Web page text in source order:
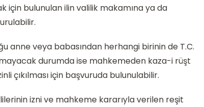
bulunulan ilin valilik makamına ya da
anne veya babasından herhangi birinin de T.C.
durumda ise mahkemeden kaza-i rüşt
çıkılması için başvuruda bulunulabilir.
izni ve mahkeme kararıyla verilen reşit